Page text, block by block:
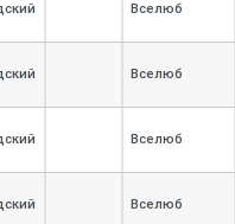
Вселюб
Вселюб
Вселюб
Вселюб